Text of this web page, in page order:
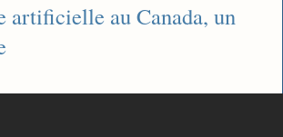
artificielle au Canada, un